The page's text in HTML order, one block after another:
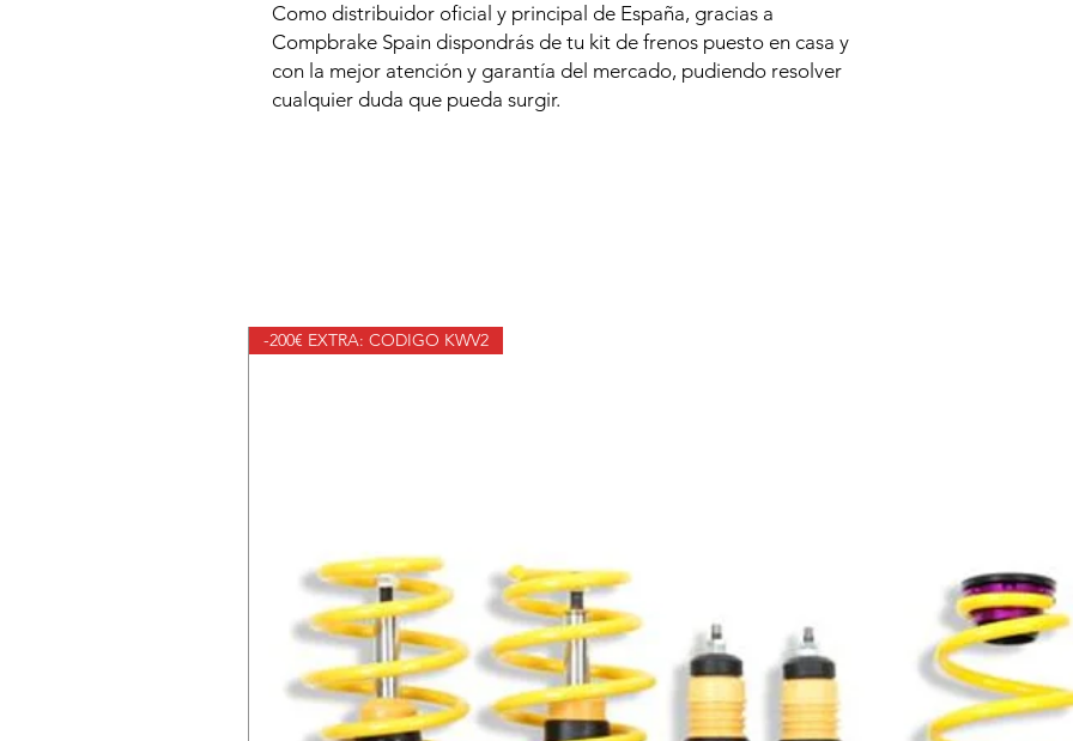
Como distribuidor oficial y principal de España, gracias a
Compbrake Spain dispondrás de tu kit de frenos puesto en casa y
con la mejor atención y garantía del mercado, pudiendo resolver
cualquier duda que pueda surgir.
-200€ EXTRA: CODIGO KWV2